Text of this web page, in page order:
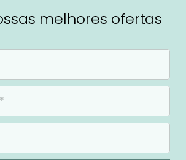
melhores ofertas